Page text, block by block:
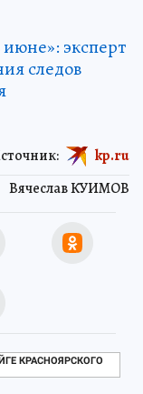
эксперт
следов
Вячеслав КУИМОВ
kp.ru
КРАСНОЯРСКОГО